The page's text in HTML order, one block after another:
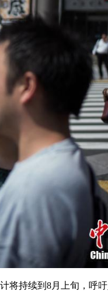
持续到8月上旬，呼